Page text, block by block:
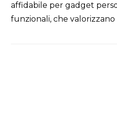
affidabile per gadget
funzionali, che